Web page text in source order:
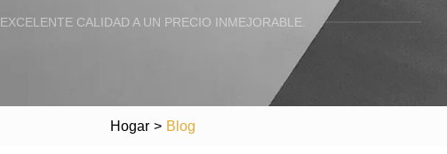
EXCELENTE CALIDAD A UN PRECIO INMEJORABLE.
Hogar > Blog